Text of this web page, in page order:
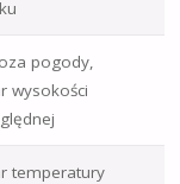
pogody,
wysokości
temperatury